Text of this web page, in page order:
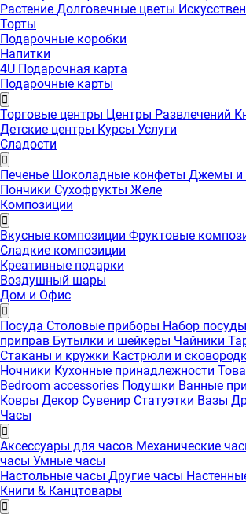
Растение Долговечные цветы
Торты
Подарочные коробки
Напитки
4U Подарочная карта
Подарочные карты
Торговые центры Центры Развлечений
Детские центры Курсы Услуги
Сладости
Печенье Шоколадные конфеты Джемы и
Пончики Сухофрукты Желе
Композиции
Вкусные композиции Фруктовые
Сладкие композиции
Креативные подарки
Воздушный шары
Дом и Офис
Посуда Столовые приборы Набор посуды
приправ Бутылки и шейкеры Чайники
Стаканы и кружки Кастрюли и
Ночники Кухонные принадлежности
Bedroom accessories Подушки Ванные
Ковры Декор Сувенир Статуэтки Вазы
Часы
Аксессуары для часов Механические
часы Умные часы
Настольные часы Другие часы
Книги & Канцтовары